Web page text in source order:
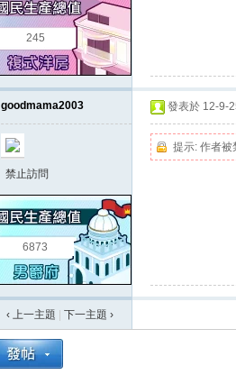
245
goodmama2003
禁止訪問
6873
發表於 12-9-
提示: 作者被
‹ 上一主題 下一主題 ›